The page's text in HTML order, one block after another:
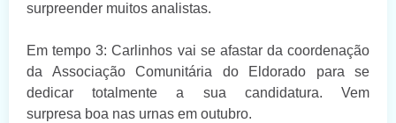
surpreender muitos analistas.
Em tempo 3: Carlinhos vai se afastar da coordenação
da Associação Comunitária do Eldorado para se
dedicar totalmente a sua candidatura. Vem
surpresa boa nas urnas em outubro.